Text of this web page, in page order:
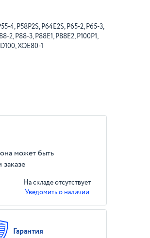
4, P58P2S, P64E2S, P65-2, P65-3,
2, P88-3, P88E1, P88E2, P100P1,
XQE80-1
может быть
На складе отсутствует
Уведомить о наличии
Гарантия